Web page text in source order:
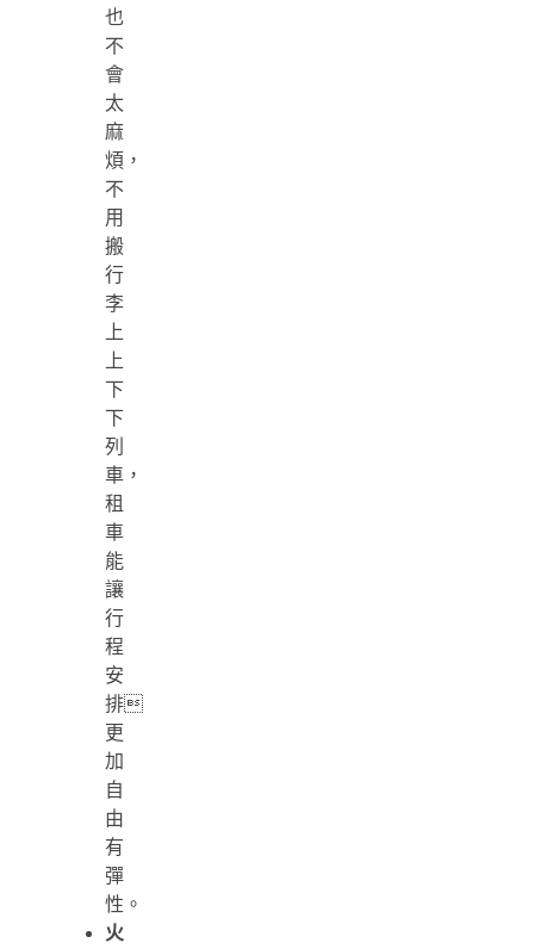
也
不
會
太
麻
煩，
不
用
搬
行
李
上
上
下
下
列
車，
租
車
能
讓
行
程
安
排
更
加
自
由
有
彈
性。
火